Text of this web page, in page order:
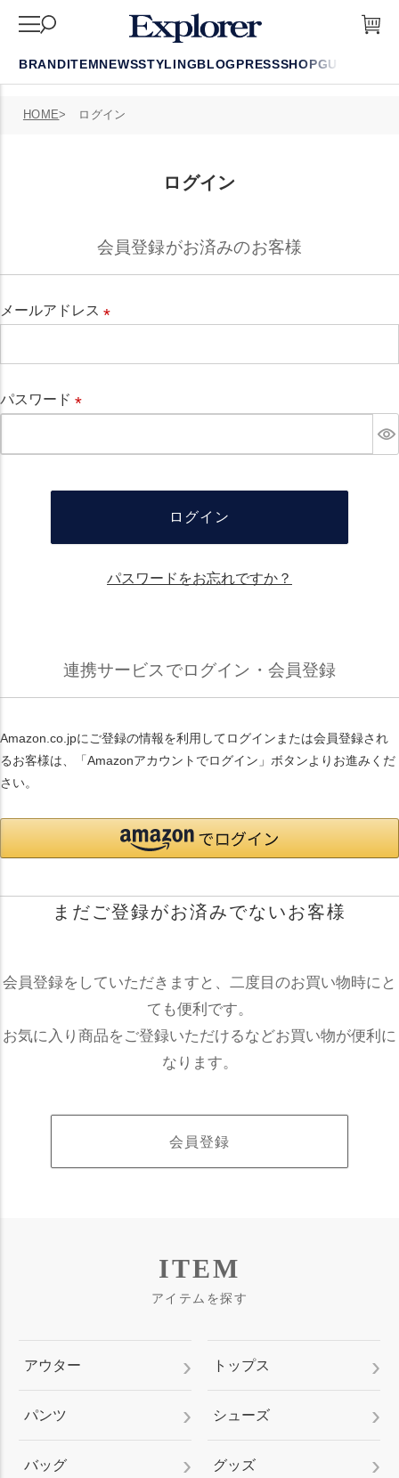
BRANDITEMNEWSSTYLINGBLOGPRESSSHOPGUIDE
HOME ログイン
ログイン
会員登録がお済みのお客様
メールアドレス
パスワード
須
ログイン
パスワードをお忘れですか？
連携サービスでログイン・会員登録
Amazon.co.jpにご登録の情報を利用してログインまたは会員登録され
るお客様は、「Amazonアカウントでログイン」ボタンよりお進みくだ
さい。
まだご登録がお済みでないお客様
会員登録をしていただきますと、二度目のお買い物時にと
ても便利です。
お気に入り商品をご登録いただけるなどお買い物が便利に
なります。
会員登録
ITEM
アイテムを探す
アウター トップス
パンツ シューズ
バッグ グッズ